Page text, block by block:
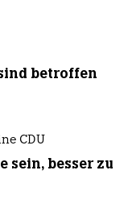
betroffen
CDU
sein, besser zu